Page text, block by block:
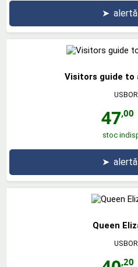
➤
Visitors guide to
47,00
stoc
➤
Queen
,20